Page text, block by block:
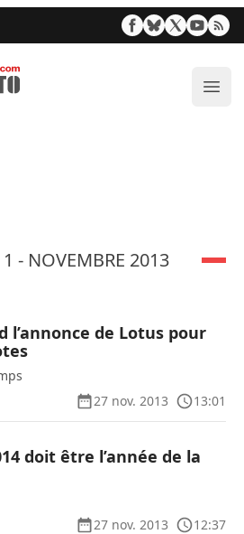
- NOVEMBRE 2013
l’annonce de Lotus pour
27 nov. 2013
13:01
doit être l’année de la
27 nov. 2013
12:37